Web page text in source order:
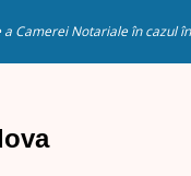
Camerei Notariale în cazul